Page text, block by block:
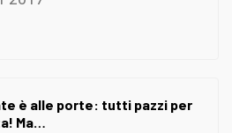
è alle porte: tutti pazzi per
Ma…